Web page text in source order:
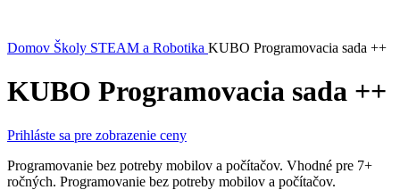
Domov Školy STEAM a Robotika KUBO Programovacia sada ++
KUBO Programovacia sada ++
Prihláste sa pre zobrazenie ceny
Programovanie bez potreby mobilov a počítačov. Vhodné pre 7+
ročných. Programovanie bez potreby mobilov a počítačov.